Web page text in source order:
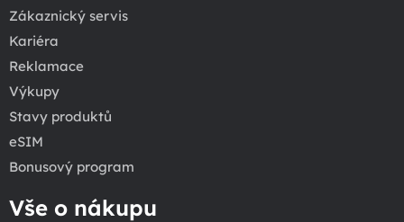
Zákaznický servis
Kariéra
Reklamace
Výkupy
Stavy produktů
eSIM
Bonusový program
Vše o nákupu